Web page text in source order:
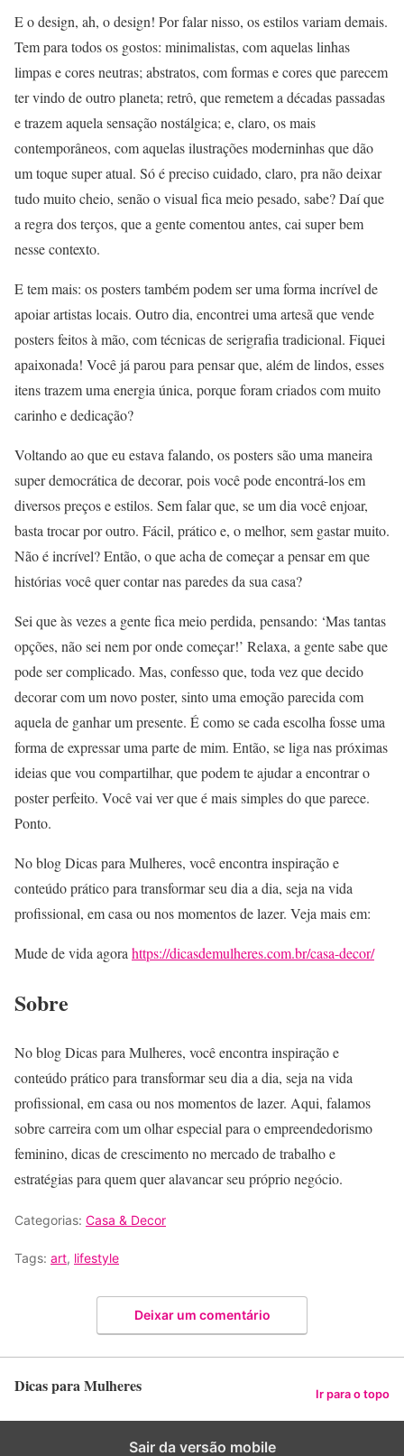
E o design, ah, o design! Por falar nisso, os estilos variam demais.
Tem para todos os gostos: minimalistas, com aquelas linhas
limpas e cores neutras; abstratos, com formas e cores que parecem
ter vindo de outro planeta; retrô, que remetem a décadas passadas
e trazem aquela sensação nostálgica; e, claro, os mais
contemporâneos, com aquelas ilustrações moderninhas que dão
um toque super atual. Só é preciso cuidado, claro, pra não deixar
tudo muito cheio, senão o visual fica meio pesado, sabe? Daí que
a regra dos terços, que a gente comentou antes, cai super bem
nesse contexto.
E tem mais: os posters também podem ser uma forma incrível de
apoiar artistas locais. Outro dia, encontrei uma artesã que vende
posters feitos à mão, com técnicas de serigrafia tradicional. Fiquei
apaixonada! Você já parou para pensar que, além de lindos, esses
itens trazem uma energia única, porque foram criados com muito
carinho e dedicação?
Voltando ao que eu estava falando, os posters são uma maneira
super democrática de decorar, pois você pode encontrá-los em
diversos preços e estilos. Sem falar que, se um dia você enjoar,
basta trocar por outro. Fácil, prático e, o melhor, sem gastar muito.
Não é incrível? Então, o que acha de começar a pensar em que
histórias você quer contar nas paredes da sua casa?
Sei que às vezes a gente fica meio perdida, pensando: ‘Mas tantas
opções, não sei nem por onde começar!’ Relaxa, a gente sabe que
pode ser complicado. Mas, confesso que, toda vez que decido
decorar com um novo poster, sinto uma emoção parecida com
aquela de ganhar um presente. É como se cada escolha fosse uma
forma de expressar uma parte de mim. Então, se liga nas próximas
ideias que vou compartilhar, que podem te ajudar a encontrar o
poster perfeito. Você vai ver que é mais simples do que parece.
Ponto.
No blog Dicas para Mulheres, você encontra inspiração e
conteúdo prático para transformar seu dia a dia, seja na vida
profissional, em casa ou nos momentos de lazer. Veja mais em:
Mude de vida agorahttps://dicasdemulheres.com.br/casa-decor/
Sobre
No blog Dicas para Mulheres, você encontra inspiração e
conteúdo prático para transformar seu dia a dia, seja na vida
profissional, em casa ou nos momentos de lazer. Aqui, falamos
sobre carreira com um olhar especial para o empreendedorismo
feminino, dicas de crescimento no mercado de trabalho e
estratégias para quem quer alavancar seu próprio negócio.
Categorias: Casa & Decor
Tags: art, lifestyle
Deixar um comentário
Dicas para Mulheres Ir para o topo
Sair da versão mobile